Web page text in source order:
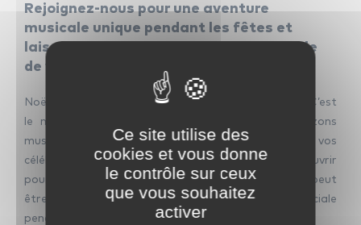
Rejoignez-nous pour une aventure
musicale unique pendant les fêtes et
laissez la guitare devenir la voix spéciale
de votre célébration.
Noël est une période où la magie résonne dans l’air. C’est
le moment idéal pour explorer de nouveaux horizons
musicaux et ajouter une dimension festive à vos
célébrations. Chez ICM, nous vous invitons à découvrir
pourquoi prendre des cours de guitare à domicile peut
être la clé pour créer une ambiance musicale spéciale
pendant la saison des fêtes.
Ce site utilise des
cookies et vous donne
le contrôle sur ceux
que vous souhaitez
activer